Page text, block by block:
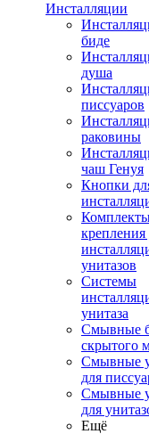
Инсталляции
биде
душа
писсуаров
раковины
чаш Генуя
Кнопки
крепления
унитазов
Системы
унитаза
Смывные
скрытого
Смывные
для
Смывные
для
Ещё